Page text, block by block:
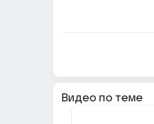
Видео по теме